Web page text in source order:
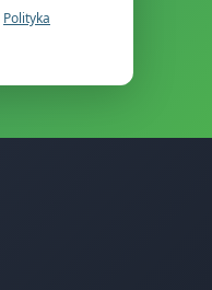
Polityka